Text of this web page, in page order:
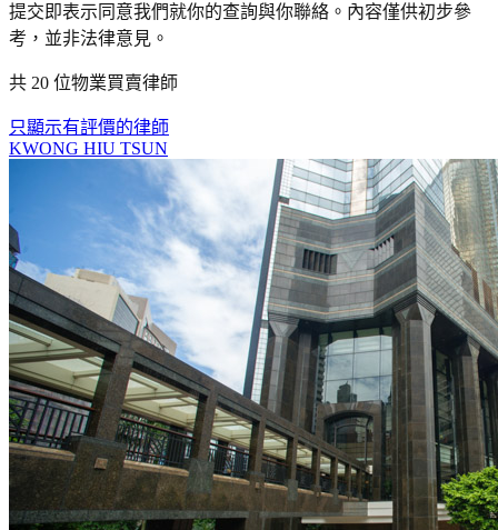
提交即表示同意我們就你的查詢與你聯絡。內容僅供初步參
考，並非法律意見。
共 20 位物業買賣律師
只顯示有評價的律師
KWONG HIU TSUN